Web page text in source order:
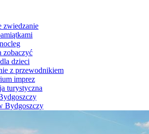
zwiedzanie
zobaczyć
dzieci
z przewodnikiem
imprez
turystyczna
Bydgoszczy